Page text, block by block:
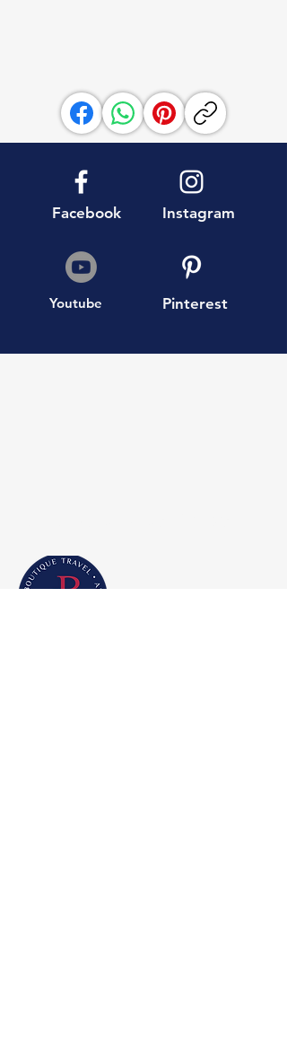
Facebook
Youtube
Instagram
Pinterest